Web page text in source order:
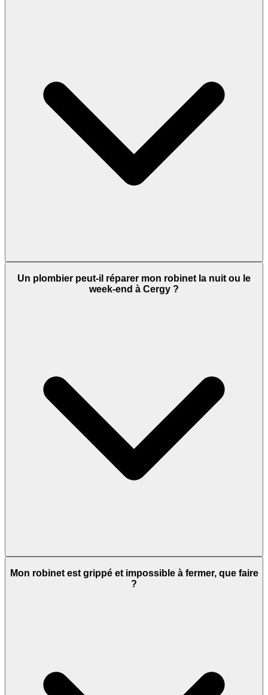
Un plombier peut-il réparer mon robinet la nuit ou le
week-end à Cergy ?
Mon robinet est grippé et impossible à fermer, que faire
?